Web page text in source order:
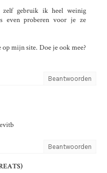
gebruik ik heel weinig
even proberen voor je ze
mijn site. Doe je ook mee?
Beantwoorden
Beantwoorden